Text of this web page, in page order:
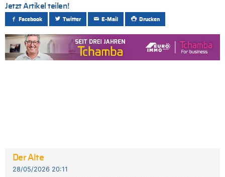
Jetzt Artikel teilen!
Facebook Twitter E-Mail Drucken
Der Alte
28/05/2026 20:11